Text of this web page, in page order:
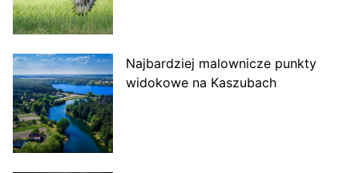
Najbardziej malownicze punkty
widokowe na Kaszubach